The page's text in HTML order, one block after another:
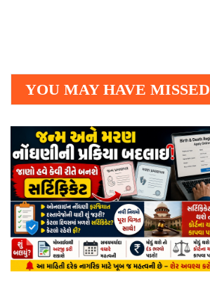
YOU MAY HAVE MISSED